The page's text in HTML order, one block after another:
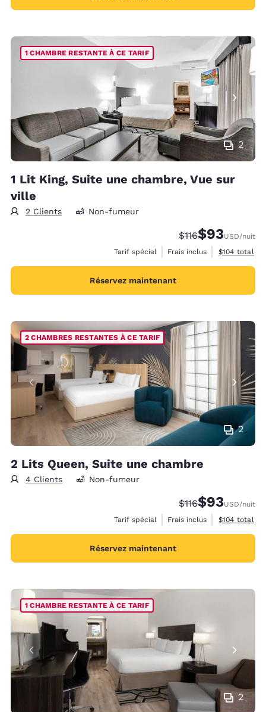
2
1 CHAMBRE RESTANTE À CE TARIF
1 Lit King, Suite une chambre, Vue sur
ville
2 Clients Non-fumeur
Tarif barré :
$116Tarif réduit :
$93USD/nuit
Tarif spécial
Frais inclus Afficher les
$104 total
Réservez maintenant
2
2 CHAMBRES RESTANTES À CE TARIF
2 Lits Queen, Suite une chambre
4 Clients Non-fumeur
Tarif barré :
$116Tarif réduit :
$93USD/nuit
Tarif spécial
Frais inclus Afficher les
$104 total
Réservez maintenant
2
1 CHAMBRE RESTANTE À CE TARIF